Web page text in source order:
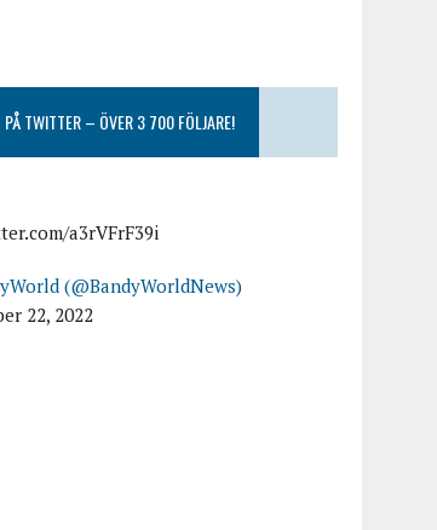
TWITTER – ÖVER 3 700 FÖLJARE!
a3rVFrF39i
(@BandyWorldNews)
22, 2022